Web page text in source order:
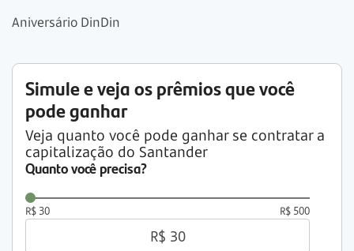
Aniversário DinDin
Simule e veja os prêmios que você
pode ganhar
Veja quanto você pode ganhar se contratar a
capitalização do Santander
Quanto você precisa?
R$ 30 R$ 500
R$ 30